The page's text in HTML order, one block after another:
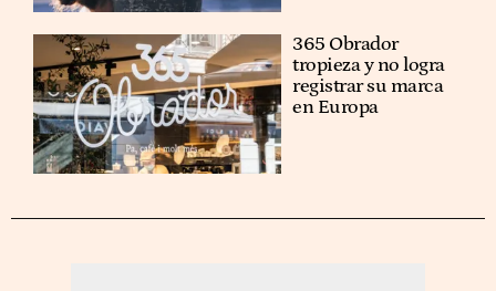
365 Obrador
tropieza y no logra
registrar su marca
en Europa